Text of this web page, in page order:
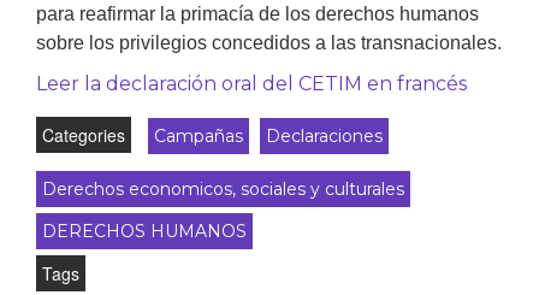
para reafirmar la primacía de los derechos humanos
sobre los privilegios concedidos a las transnacionales.
Leer la declaración oral del CETIM en francés
Categories Campañas Declaraciones
Derechos economicos, sociales y culturales
DERECHOS HUMANOS
Tags